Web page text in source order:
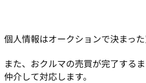
個人情報はオークションで決まっ
また、おクルマの売買が完了する
仲介して対応します。